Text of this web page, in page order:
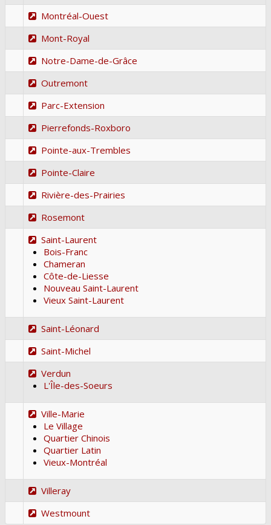
Montréal-Ouest
Mont-Royal
Notre-Dame-de-Grâce
Outremont
Parc-Extension
Pierrefonds-Roxboro
Pointe-aux-Trembles
Pointe-Claire
Rivière-des-Prairies
Rosemont
Saint-Laurent
Bois-Franc
Chameran
Côte-de-Liesse
Nouveau Saint-Laurent
Vieux Saint-Laurent
Saint-Léonard
Saint-Michel
Verdun
L'Île-des-Soeurs
Ville-Marie
Le Village
Quartier Chinois
Quartier Latin
Vieux-Montréal
Villeray
Westmount